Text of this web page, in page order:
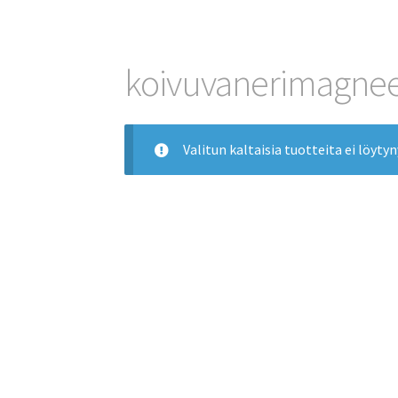
Valitun kaltaisia tuotteita ei